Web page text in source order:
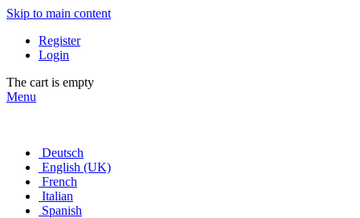
Skip to main content
Register
Login
The cart is empty
Menu
Deutsch
English (UK)
French
Italian
Spanish